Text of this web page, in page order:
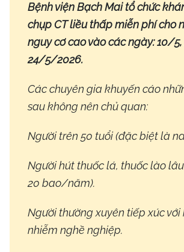
Bệnh viện Bạch Mai tổ chức
chụp CT liều thấp miễn phí cho
nguy cơ cao vào các ngày: 10/
24/5/2026.
Các chuyên gia khuyến cáo
sau không nên chủ quan:
Người trên 50 tuổi (đặc biệt là
Người hút thuốc lá, thuốc lào
20 bao/năm).
Người thường xuyên tiếp xúc với
nhiễm nghề nghiệp.